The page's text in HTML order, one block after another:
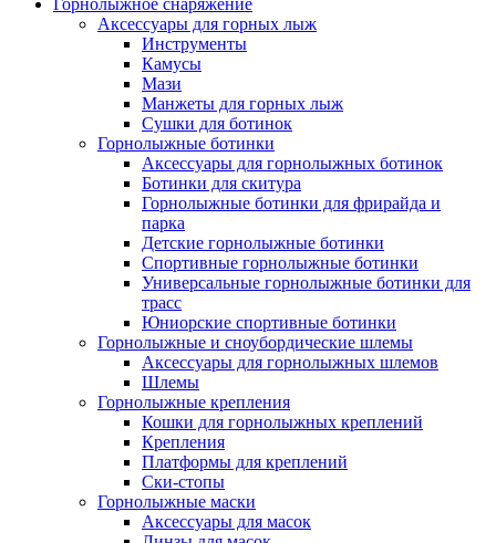
Горнолыжное снаряжение
Аксессуары для горных лыж
Инструменты
Камусы
Мази
Манжеты для горных лыж
Сушки для ботинок
Горнолыжные ботинки
Аксессуары для горнолыжных ботинок
Ботинки для скитура
Горнолыжные ботинки для фрирайда и
парка
Детские горнолыжные ботинки
Спортивные горнолыжные ботинки
Универсальные горнолыжные ботинки для
трасс
Юниорские спортивные ботинки
Горнолыжные и сноубордические шлемы
Аксессуары для горнолыжных шлемов
Шлемы
Горнолыжные крепления
Кошки для горнолыжных креплений
Крепления
Платформы для креплений
Ски-стопы
Горнолыжные маски
Аксессуары для масок